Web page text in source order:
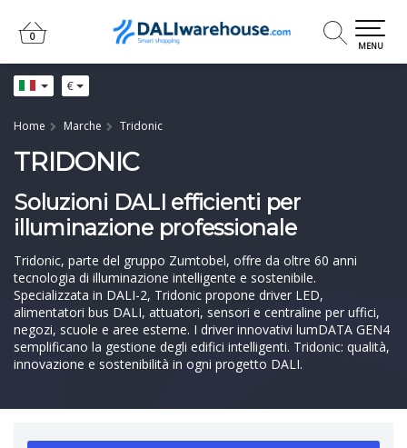
€
0
0
MENU
Home Marche Tridonic
TRIDONIC
Soluzioni DALI efficienti per
illuminazione professionale
Tridonic, parte del gruppo Zumtobel, offre da oltre 60 anni
tecnologia di illuminazione intelligente e sostenibile.
Specializzata in DALI-2, Tridonic propone driver LED,
alimentatori bus DALI, attuatori, sensori e centraline per uffici,
negozi, scuole e aree esterne. I driver innovativi lumDATA GEN4
semplificano la gestione degli edifici intelligenti. Tridonic: qualità,
innovazione e sostenibilità in ogni progetto DALI.